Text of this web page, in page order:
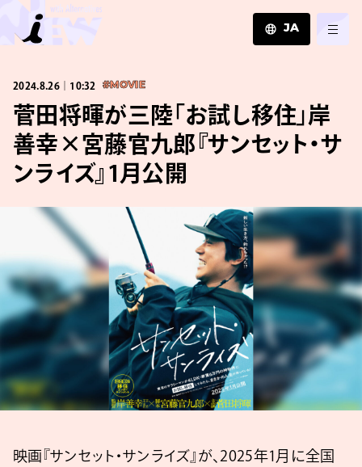
JA
ZH
2024.8.26｜10:32 #MOVIE
菅田将暉が三陸「お試し移住」岸
善幸×宮藤官九郎『サンセット・サ
ンライズ』1月公開
映画『サンセット・サンライズ』が、2025年1⽉に全国